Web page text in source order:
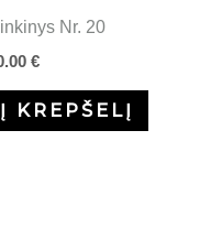
Nr. 20
€
Į KREPŠELĮ